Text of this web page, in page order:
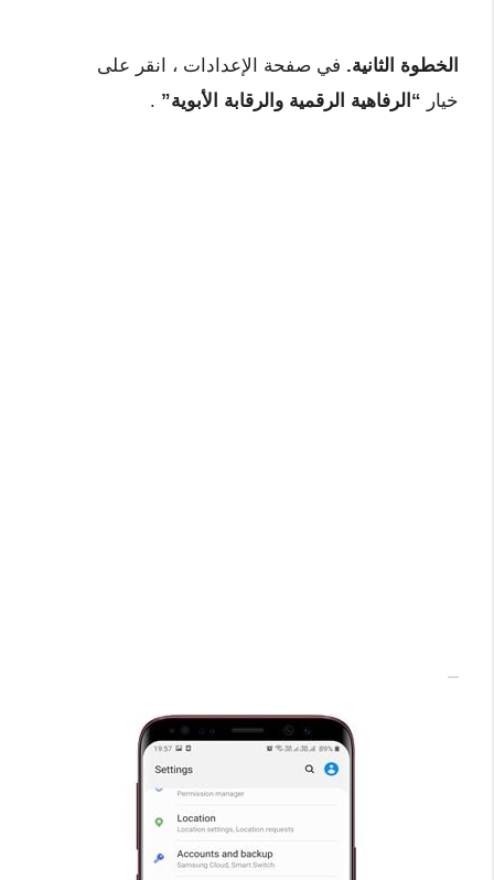
الخطوة الثانية. في صفحة الإعدادات ، انقر على
خيار “الرفاهية الرقمية والرقابة الأبوية” .